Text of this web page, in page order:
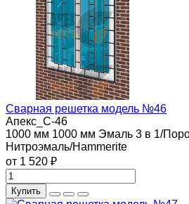
Сварная решетка модель №46
Апекс_С-46
1000 мм 1000 мм Эмаль 3 в 1/
Нитроэмаль/Hammerite
от 1 520 ₽
Купить